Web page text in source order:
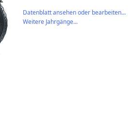
Datenblatt ansehen oder bearbeiten...
Weitere Jahrgänge...